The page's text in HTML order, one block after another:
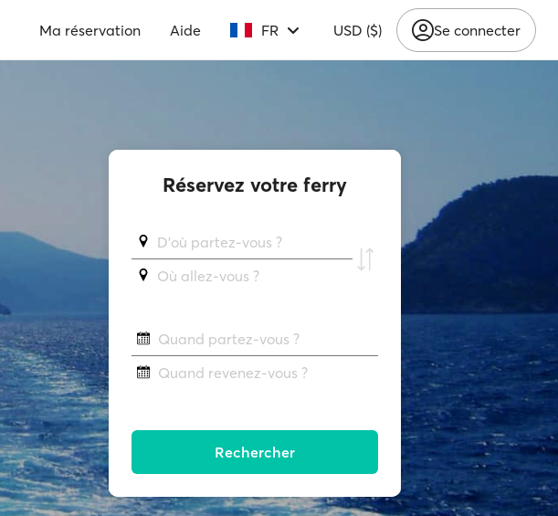
Ma réservation Aide FR USD ($) Se connecter
Réservez votre ferry
D'où partez-vous ?
Où allez-vous ?
Quand partez-vous ?
Quand revenez-vous ?
Rechercher